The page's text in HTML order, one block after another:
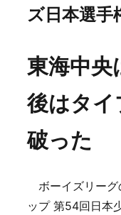
ズ日本選手
東海中央
後はタイ
破った
ボーイズリーグ
ップ 第54回日本